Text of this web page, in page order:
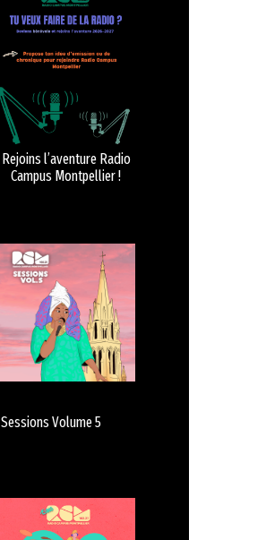
Rejoins l’aventure Radio
Campus Montpellier !
Sessions Volume 5